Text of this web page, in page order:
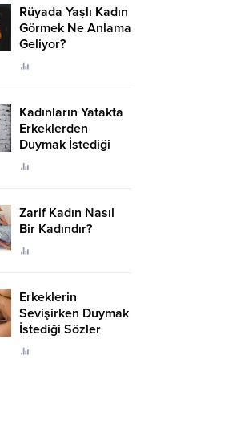
Rüyada Yaşlı Kadın
Görmek Ne Anlama
Geliyor?
Kadınların Yatakta
Erkeklerden
Duymak İstediği
Sözler
Zarif Kadın Nasıl
Bir Kadındır?
Erkeklerin
Sevişirken Duymak
İstediği Sözler
Neler?